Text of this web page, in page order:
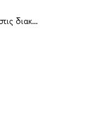
Τι να πάρω μαζί μου στις διακοπές για ολοκληρωμένη γυμναστική